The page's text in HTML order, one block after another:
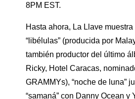
8PM EST.
Hasta ahora, La Llave
“libélulas” (producida por
también productor del último
Ricky, Hotel Caracas,
GRAMMYs), “noche de luna”
“samaná” con Danny Ocean y